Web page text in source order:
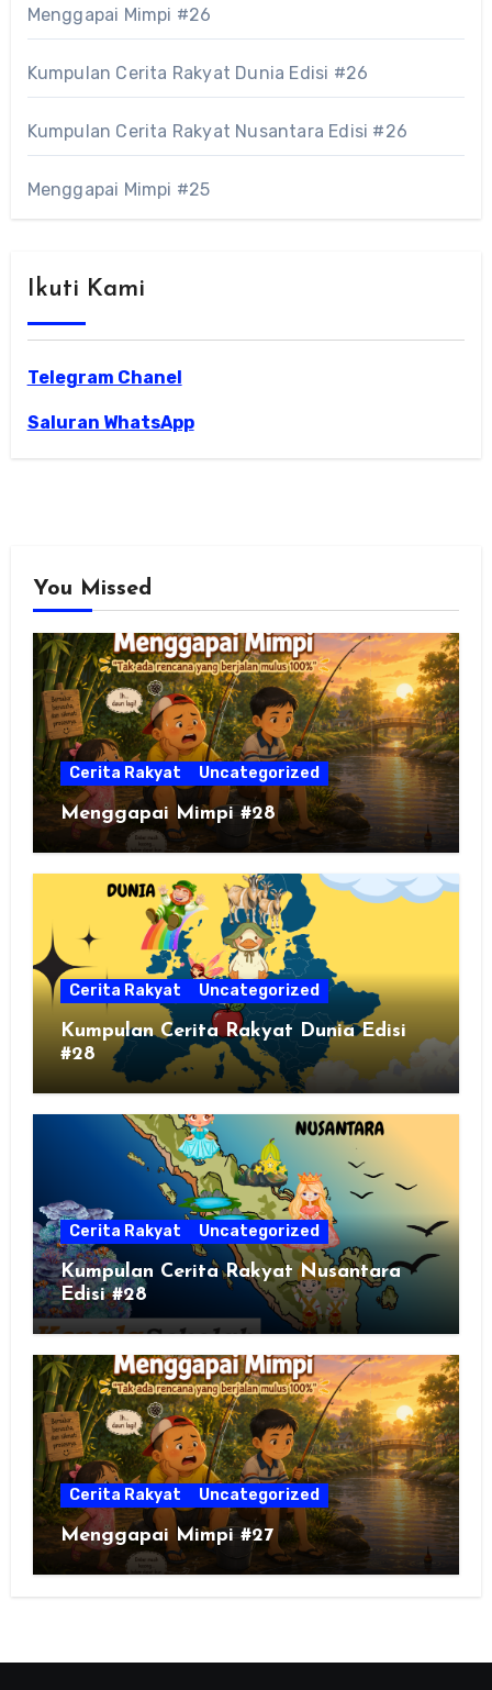
Menggapai Mimpi #26
Kumpulan Cerita Rakyat Dunia Edisi #26
Kumpulan Cerita Rakyat Nusantara Edisi #26
Menggapai Mimpi #25
Ikuti Kami
Telegram Chanel
Saluran WhatsApp
You Missed
Cerita Rakyat Uncategorized
Menggapai Mimpi #28
Cerita Rakyat Uncategorized
Kumpulan Cerita Rakyat Dunia Edisi
#28
Cerita Rakyat Uncategorized
Kumpulan Cerita Rakyat Nusantara
Edisi #28
Cerita Rakyat Uncategorized
Menggapai Mimpi #27